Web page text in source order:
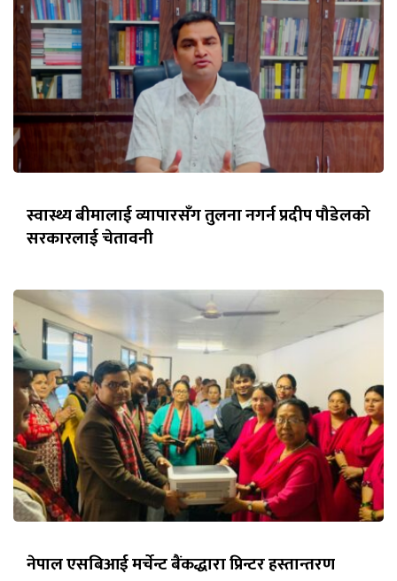
स्वास्थ्य बीमालाई व्यापारसँग तुलना नगर्न प्रदीप पौडेलको
सरकारलाई चेतावनी
नेपाल एसबिआई मर्चेन्ट बैंकद्धारा प्रिन्टर हस्तान्तरण